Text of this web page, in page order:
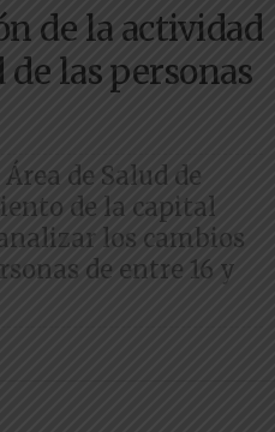
de la actividad
las personas
de Salud de
de la capital
los cambios
de entre 16 y